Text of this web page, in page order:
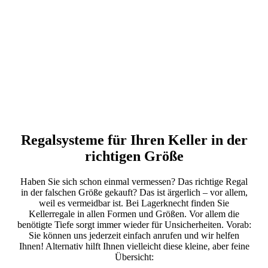
Regalsysteme für Ihren Keller in der
richtigen Größe
Haben Sie sich schon einmal vermessen? Das richtige Regal
in der falschen Größe gekauft? Das ist ärgerlich – vor allem,
weil es vermeidbar ist. Bei Lagerknecht finden Sie
Kellerregale in allen Formen und Größen. Vor allem die
benötigte Tiefe sorgt immer wieder für Unsicherheiten. Vorab:
Sie können uns jederzeit einfach anrufen und wir helfen
Ihnen! Alternativ hilft Ihnen vielleicht diese kleine, aber feine
Übersicht: